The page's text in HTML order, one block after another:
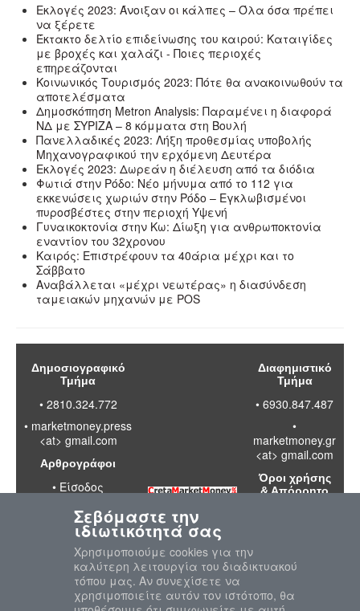
Εκλογές 2023: Άνοιξαν οι κάλπες – Όλα όσα πρέπει
να ξέρετε
Έκτακτο δελτίο επιδείνωσης του καιρού: Καταιγίδες
με βροχές και χαλάζι - Ποιες περιοχές
επηρεάζονται
Κοινωνικός Τουρισμός 2023: Πότε θα ανακοινωθούν τα
αποτελέσματα
Δημοσκόπηση Metron Analysis: Παραμένει η διαφορά
ΝΔ με ΣΥΡΙΖΑ – 8 κόμματα στη Βουλή
Πανελλαδικές 2023: Λήξη προθεσμίας υποβολής
Μηχανογραφικού την ερχόμενη Δευτέρα
Εκλογές 2023: Δωρεάν η διέλευση από τα διόδια
Φωτιά στην Ρόδο: Νέο μήνυμα από το 112 για
εκκενώσεις χωριών στην Ρόδο – Εγκλωβισμένοι
πυροσβέστες στην περιοχή Υψενή
Γυναικοκτονία στην Κω: Δίωξη για ανθρωποκτονία
εναντίον του 32χρονου
Καιρός: Επιστρέφουν τα 40άρια μέχρι και το
Σάββατο
Αναβάλλεται «μέχρι νεωτέρας» η διασύνδεση
ταμειακών μηχανών με POS
Δημοσιογραφικό
Τμήμα
• 2810.324.772
• marketmoney.press
<at> gmail.com
Αρθρογράφοι
• Είσοδος
Διαφημιστικό
Τμήμα
• 6930.847.487
•
marketmoney.gr
<at> gmail.com
Όροι χρήσης
& Απόρρητο
απορρήτου
προσωπικών
Σεβόμαστε την
ιδιωτικότητά σας
Χρησιμοποιούμε cookies για την
καλύτερη λειτουργία του διαδικτυακού
τόπου μας. Αν συνεχίσετε να
χρησιμοποιείτε αυτόν τον ιστότοπο, θα